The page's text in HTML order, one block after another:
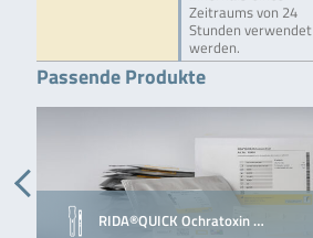
Zeitraums von 24
Stunden verwendet
werden.
Passende Produkte
RIDA®QUICK Ochratoxin …